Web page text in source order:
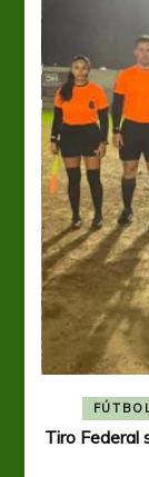
Tiro Federal